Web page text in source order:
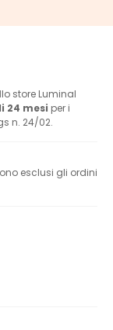
store Luminal
24 mesi per i
n. 24/02.
esclusi gli ordini